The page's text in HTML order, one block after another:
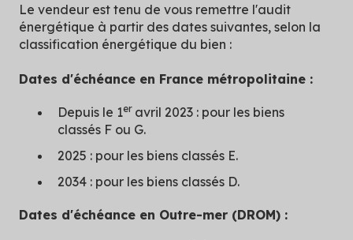
Le vendeur est tenu de vous remettre l'audit
énergétique à partir des dates suivantes, selon la
classification énergétique du bien :
Dates d'échéance en France métropolitaine :
Depuis le 1er avril 2023 : pour les biens
classés F ou G.
2025 : pour les biens classés E.
2034 : pour les biens classés D.
Dates d'échéance en Outre-mer (DROM) :